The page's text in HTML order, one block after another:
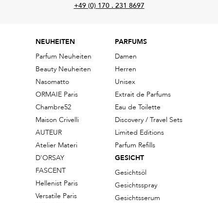
+49 (0) 170 . 231 8697
NEUHEITEN
Parfum Neuheiten
Beauty Neuheiten
Nasomatto
ORMAIE Paris
Chambre52
Maison Crivelli
AUTEUR
Atelier Materi
D'ORSAY
FASCENT
Hellenist Paris
Versatile Paris
PARFUMS
Damen
Herren
Unisex
Extrait de Parfums
Eau de Toilette
Discovery / Travel Sets
Limited Editions
Parfum Refills
GESICHT
Gesichtsöl
Gesichtsspray
Gesichtsserum